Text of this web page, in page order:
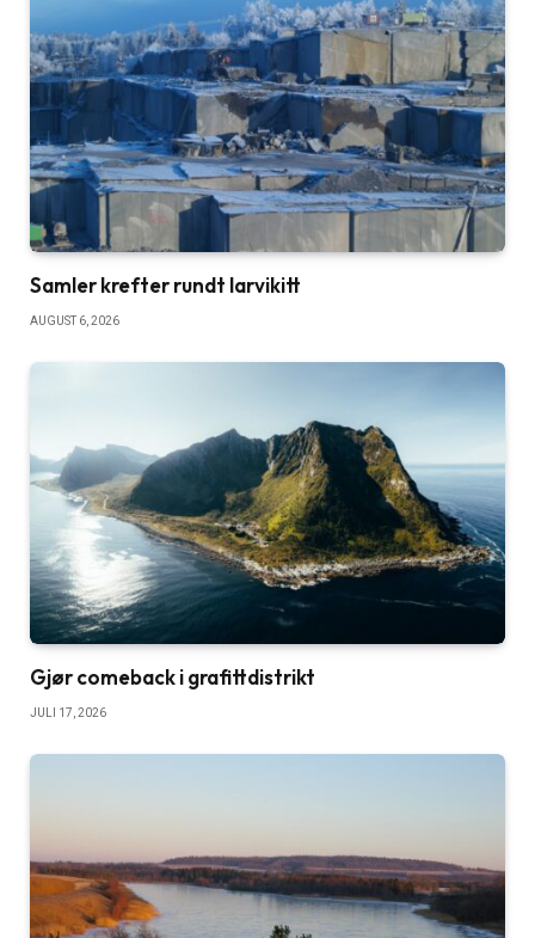
Samler krefter rundt larvikitt
AUGUST 6, 2026
Gjør comeback i grafittdistrikt
JULI 17, 2026